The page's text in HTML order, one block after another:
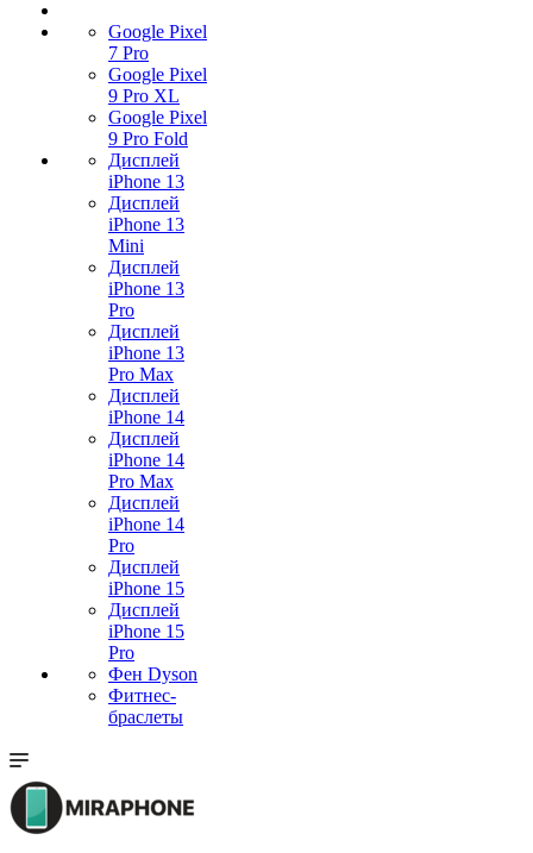
Google Pixel
7 Pro
Google Pixel
9 Pro XL
Google Pixel
9 Pro Fold
Дисплей
iPhone 13
Дисплей
iPhone 13
Mini
Дисплей
iPhone 13
Pro
Дисплей
iPhone 13
Pro Max
Дисплей
iPhone 14
Дисплей
iPhone 14
Pro Max
Дисплей
iPhone 14
Pro
Дисплей
iPhone 15
Дисплей
iPhone 15
Pro
Фен Dyson
Фитнес-
браслеты